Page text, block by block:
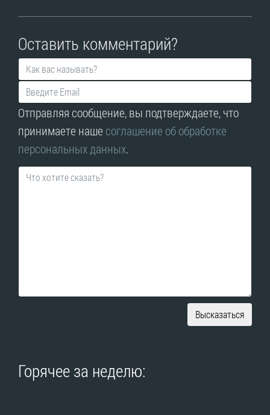
Оставить комментарий?
Отправляя сообщение, вы подтверждаете, что
принимаете наше соглашение об обработке
персональных данных.
Высказаться
Горячее за неделю: